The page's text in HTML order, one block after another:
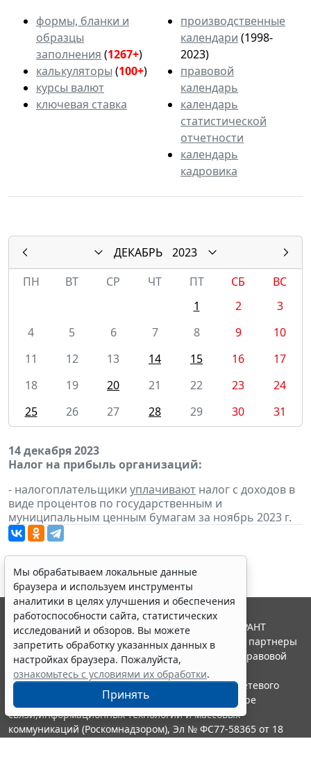
формы, бланки и
образцы
заполнения (1267+)
калькуляторы (100+)
курсы валют
ключевая ставка
производственные
календари (1998-
2023)
правовой
календарь
календарь
статистической
отчетности
календарь
кадровика
ДЕКАБРЬ
2023
ПН
ВТ СР ЧТ ПТ СБ
ВС
1
2
3
4
5 6 7 8 9
10
11
12 13 14 15 16
17
18
19 20 21 22 23
24
25
26 27 28 29 30 31
14 декабря 2023
Налог на прибыль организаций:
- налогоплательщики уплачивают налог с доходов в
виде процентов по государственным и
муниципальным ценным бумагам за ноябрь 2023 г.
Мы обрабатываем локальные данные
браузера и используем инструменты
аналитики в целях улучшения и обеспечения
работоспособности сайта, статистических
исследований и обзоров. Вы можете
запретить обработку указанных данных в
настройках браузера. Пожалуйста,
ознакомьтесь с условиями их обработки.
Принять
© ООО "НПП "ГАРАНТ-СЕРВИС", 2026. Система ГАРАНТ
выпускается с 1990 года. Компания "Гарант" и ее партнеры
являются участниками Российской ассоциации правовой
информации ГАРАНТ.
Портал ГАРАНТ.РУ зарегистрирован в качестве сетевого
издания Федеральной службой по надзору в сфере
связи,информационных технологий и массовых
коммуникаций (Роскомнадзором), Эл № ФС77-58365 от 18